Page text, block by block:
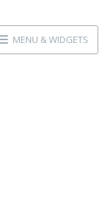
MENU & WIDGETS